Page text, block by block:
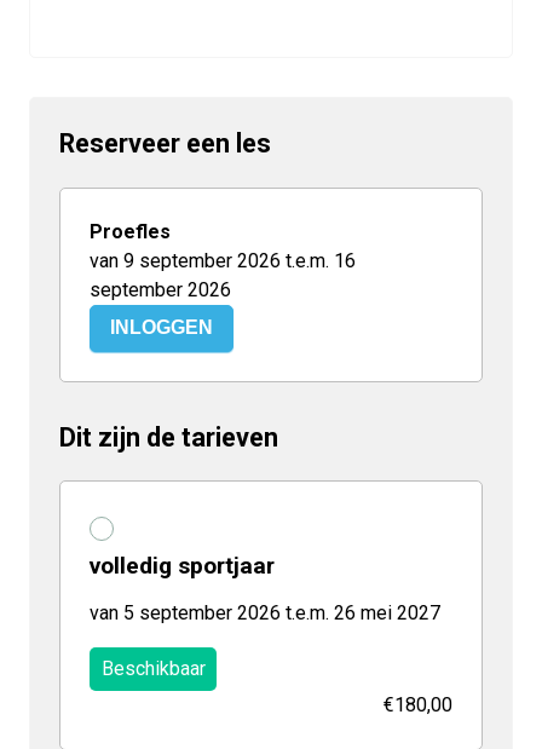
Reserveer een les
Proefles
van 9 september 2026 t.e.m. 16
september 2026
INLOGGEN
Dit zijn de tarieven
volledig sportjaar
van 5 september 2026 t.e.m. 26 mei 2027
Beschikbaar
€180,00